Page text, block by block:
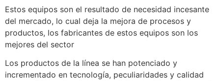
Estos equipos son el resultado de necesidad incesante
del mercado, lo cual deja la mejora de procesos y
productos, los fabricantes de estos equipos son los
mejores del sector
Los productos de la línea se han potenciado y
incrementado en tecnología, peculiaridades y calidad